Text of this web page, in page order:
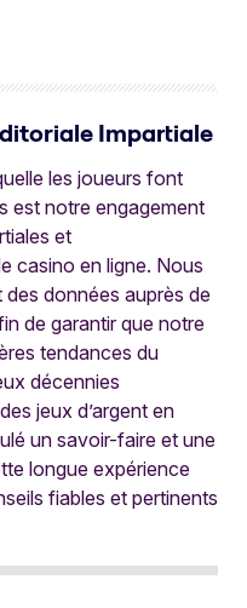
Impartiale
les joueurs font
est notre engagement
et
casino en ligne. Nous
données auprès de
de garantir que notre
tendances du
décennies
jeux d’argent en
un savoir-faire et une
longue expérience
fiables et pertinents